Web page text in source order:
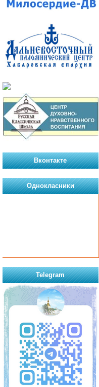
Вконтакте
Однокласники
Telegram